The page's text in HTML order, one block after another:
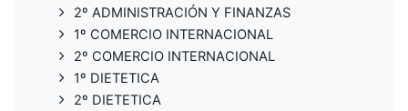
2º ADMINISTRACIÓN Y FINANZAS
1º COMERCIO INTERNACIONAL
2º COMERCIO INTERNACIONAL
1º DIETETICA
2º DIETETICA